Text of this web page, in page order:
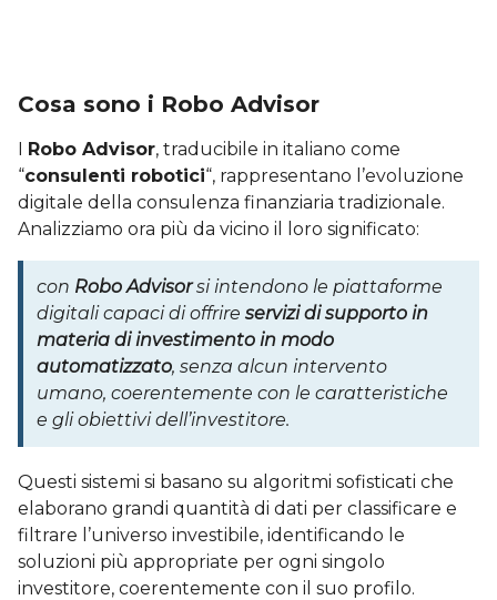
Cosa sono i Robo Advisor
I Robo Advisor, traducibile in italiano come
“consulenti robotici“, rappresentano l’evoluzione
digitale della consulenza finanziaria tradizionale.
Analizziamo ora più da vicino il loro significato:
con Robo Advisorsi intendono le piattaforme
digitali capaci di offrire servizi di supporto in
materia di investimento in modo
automatizzato, senza alcun intervento
umano, coerentemente con le caratteristiche
e gli obiettivi dell’investitore.
Questi sistemi si basano su algoritmi sofisticati che
elaborano grandi quantità di dati per classificare e
filtrare l’universo investibile, identificando le
soluzioni più appropriate per ogni singolo
investitore, coerentemente con il suo profilo.